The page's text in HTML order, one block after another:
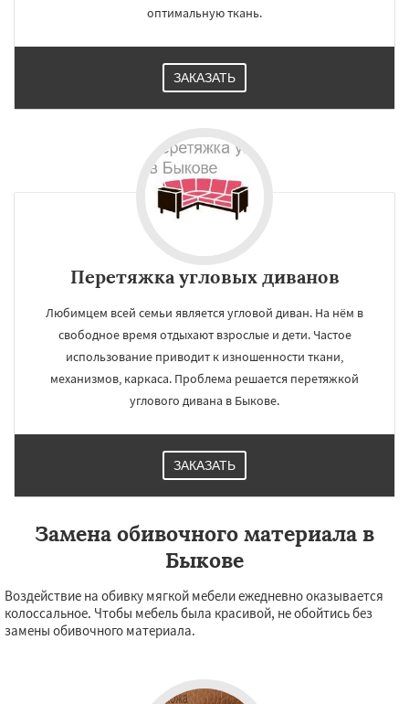
оптимальную ткань.
ЗАКАЗАТЬ
Перетяжка угловых диванов
Любимцем всей семьи является угловой диван. На нём в
свободное время отдыхают взрослые и дети. Частое
использование приводит к изношенности ткани,
механизмов, каркаса. Проблема решается перетяжкой
углового дивана в Быкове.
ЗАКАЗАТЬ
Замена обивочного материала в
Быкове
Воздействие на обивку мягкой мебели ежедневно оказывается
колоссальное. Чтобы мебель была красивой, не обойтись без
замены обивочного материала.